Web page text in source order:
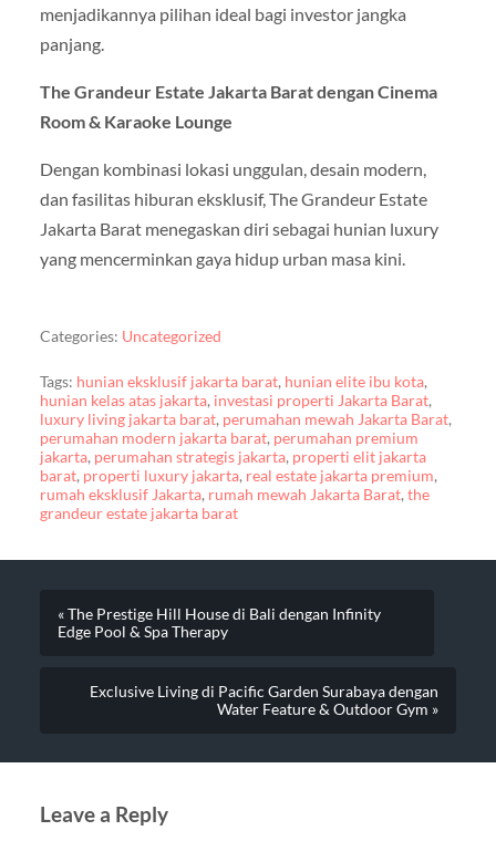
menjadikannya pilihan ideal bagi investor jangka
panjang.
The Grandeur Estate Jakarta Barat dengan Cinema
Room & Karaoke Lounge
Dengan kombinasi lokasi unggulan, desain modern,
dan fasilitas hiburan eksklusif, The Grandeur Estate
Jakarta Barat menegaskan diri sebagai hunian luxury
yang mencerminkan gaya hidup urban masa kini.
Categories: Uncategorized
Tags: hunian eksklusif jakarta barat, hunian elite ibu kota,
hunian kelas atas jakarta, investasi properti Jakarta Barat,
luxury living jakarta barat, perumahan mewah Jakarta Barat,
perumahan modern jakarta barat, perumahan premium
jakarta, perumahan strategis jakarta, properti elit jakarta
barat, properti luxury jakarta, real estate jakarta premium,
rumah eksklusif Jakarta, rumah mewah Jakarta Barat, the
grandeur estate jakarta barat
« The Prestige Hill House di Bali dengan Infinity
Edge Pool & Spa Therapy
Exclusive Living di Pacific Garden Surabaya dengan
Water Feature & Outdoor Gym »
Leave a Reply